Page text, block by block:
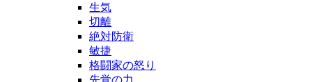
生気
切離
絶対防衛
敏捷
格闘家の怒り